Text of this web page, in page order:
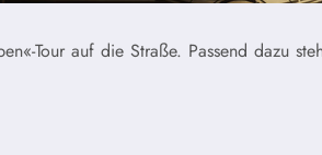
Tour auf die Straße. Passend dazu